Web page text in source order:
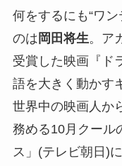
何をするにも“ワ
のは 岡田将生。ア
受賞した映画『ド
語を大きく動かす
世界中の映画人か
務める10月クール
ス」(テレビ朝日)